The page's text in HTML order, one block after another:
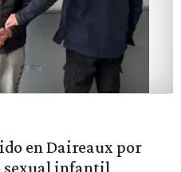
en Daireaux por
sexual infantil